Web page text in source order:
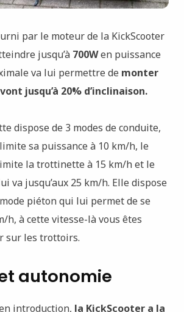
par le moteur de la KickScooter
jusqu’à 700Wen puissance
va lui permettre de monter
jusqu’à 20% d’inclinaison.
dispose de 3 modes de conduite,
sa puissance à 10 km/h, le
la trottinette à 15 km/h et le
va jusqu’aux 25 km/h. Elle dispose
piéton qui lui permet de se
h, à cette vitesse-là vous êtes
sur les trottoirs.
autonomie
introduction, la KickScooter a la